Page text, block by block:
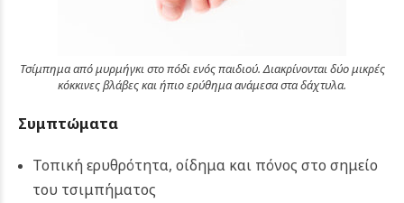
Τσίμπημα από μυρμήγκι στο πόδι ενός παιδιού. Διακρίνονται δύο μικρές
κόκκινες βλάβες και ήπιο ερύθημα ανάμεσα στα δάχτυλα.
Συμπτώματα
Τοπική ερυθρότητα, οίδημα και πόνος στο σημείο
του τσιμπήματος